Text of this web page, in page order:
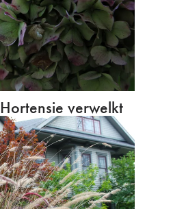
verwelkt